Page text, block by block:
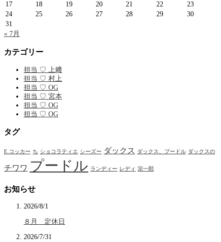
17
18 19 20 21 22
23
24
25 26 27 28 29
30
31
« 7月
カテゴリー
担当 ♡ 上﨑
担当 ♡ 村上
担当 ♡ OG
担当 ♡ 宮本
担当 ♡ OG
担当 ♡ OG
タグ
E.コッカー ち ショコラティエ シーズー ダックス ダックス、プードル ダックスの
チワワ プードル ランディー レディ 宗一郎
お知らせ
2026/8/1
８月 定休日
2026/7/31